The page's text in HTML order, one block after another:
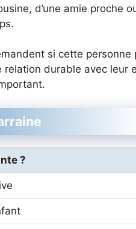
d’une amie proche
si cette personne
durable avec leur
?